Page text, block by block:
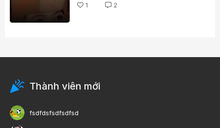
1
2
Thành viên mới
fsdfdsfsdfsdfsd